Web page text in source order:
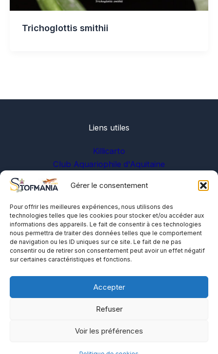
Gérer le consentement
Pour offrir les meilleures expériences, nous utilisons des
technologies telles que les cookies pour stocker et/ou accéder aux
informations des appareils. Le fait de consentir à ces technologies
nous permettra de traiter des données telles que le comportement
de navigation ou les ID uniques sur ce site. Le fait de ne pas
consentir ou de retirer son consentement peut avoir un effet négatif
sur certaines caractéristiques et fonctions.
Accepter
Refuser
Voir les préférences
Trichoglottis smithii
Liens utiles
Killicarto
Club Aquariophile d'Aquitaine
A propos
Me contacter
Politique de cookies